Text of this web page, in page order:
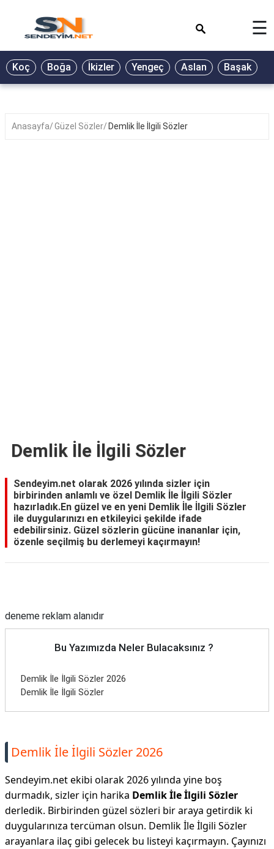
BİYOGRAFİ
GALERİ
☰
Koç Boğa İkizler Yengeç Aslan Başak
Anasayfa Güzel Sözler Demlik İle İlgili Sözler
Demlik İle İlgili Sözler
Sendeyim.net olarak 2026 yılında sizler için
birbirinden anlamlı ve özel Demlik İle İlgili Sözler
hazırladık.En güzel ve en yeni Demlik İle İlgili Sözler
ile duygularınızı en etkileyici şekilde ifade
edebilirsiniz. Güzel sözlerin gücüne inananlar için,
özenle seçilmiş bu derlemeyi kaçırmayın!
deneme reklam alanıdır
Bu Yazımızda Neler Bulacaksınız ?
Demlik İle İlgili Sözler 2026
Demlik İle İlgili Sözler
Demlik İle İlgili Sözler 2026
Sendeyim.net ekibi olarak 2026 yılında yine boş
durmadık, sizler için harika Demlik İle İlgili Sözler
derledik. Birbirinden güzel sözleri bir araya getirdik ki
duygularınıza tercüman olsun. Demlik İle İlgili Sözler
arayanlara ilaç gibi gelecek bu listeyi kaçırmayın. Çayınızı